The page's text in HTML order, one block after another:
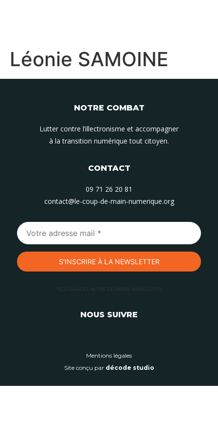
Léonie SAMOINE
NOTRE COMBAT
Lutter contre l’illectronisme et accompagner
à la transition numérique tout citoyen.
CONTACT
09 71 26 20 81
contact@le-coup-de-main-numerique.org
TÉLÉCHARGER NOTRE DERNIÈRE NEWSLETTER
NOUS SUIVRE
Mentions légales
Site conçu par décode studio